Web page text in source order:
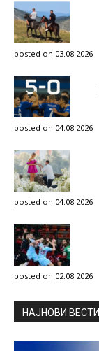
posted on 03.08.2026
posted on 04.08.2026
posted on 04.08.2026
posted on 02.08.2026
НAЈНОВИ ВЕСТИ